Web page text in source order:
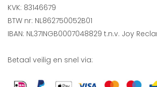
KVK: 83146679
BTW nr: NL862750052B01
IBAN: NL37INGB0007048829 t.n.v. Joy
Betaal veilig en snel via: